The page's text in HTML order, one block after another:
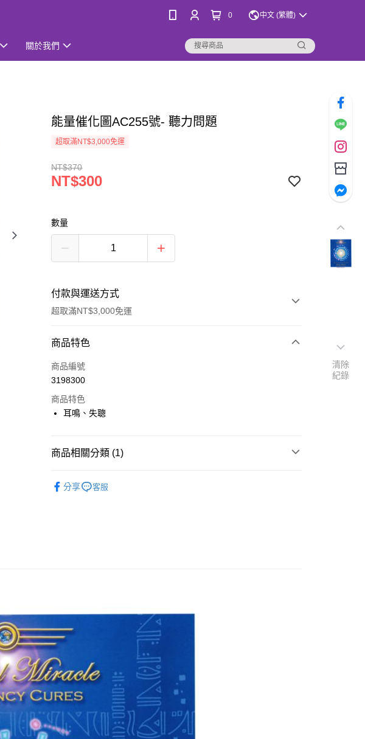
0 中文 (繁體)
關於我們
能量催化圖AC255號- 聽力問題
超取滿NT$3,000免運
NT$370
NT$300
數量
付款與運送方式
超取滿NT$3,000免運
付款方式
信用卡一次付款
LINE Pay
街口支付
每筆NT$80，滿NT$3,000(含以上)免運費
賣家宅配幫您送（台灣）
每筆NT$80，滿NT$3,000(含以上)免運費
郵局幫你送（離島）
每筆NT$80，滿NT$3,000(含以上)免運費
付款後門市自取
免運費
商品特色
商品編號
3198300
商品特色
耳鳴、失聰
商品相關分類 (1)
分享
客服
清除
紀錄